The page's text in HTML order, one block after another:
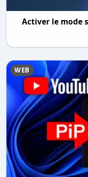
Activer le mode
WEB